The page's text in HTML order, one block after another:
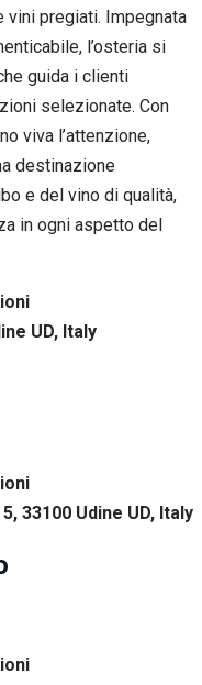
pregiati. Impegnata
l’osteria si
guida i clienti
selezionate. Con
viva l’attenzione,
destinazione
e del vino di qualità,
in ogni aspetto del
UD, Italy
33100 Udine UD, Italy